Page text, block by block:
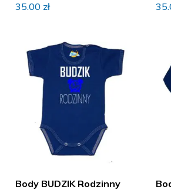
35.00 zł
Body BUDZIK Rodzinny